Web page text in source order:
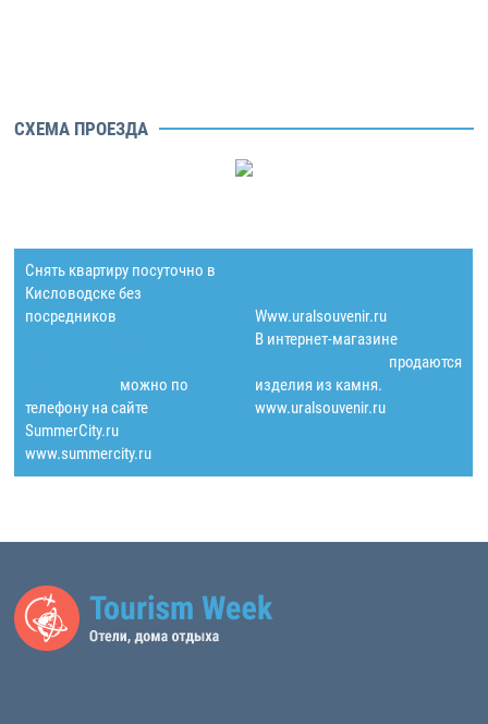
СХЕМА ПРОЕЗДА
Снять квартиру посуточно в
Кисловодске без
посредников
можно по
телефону на сайте
SummerСity.ru
www.summercity.ru
Www.uralsouvenir.ru
В интернет-магазине
продаются
изделия из камня.
www.uralsouvenir.ru